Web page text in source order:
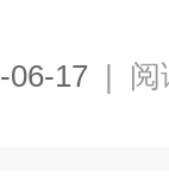
06-17 | 阅